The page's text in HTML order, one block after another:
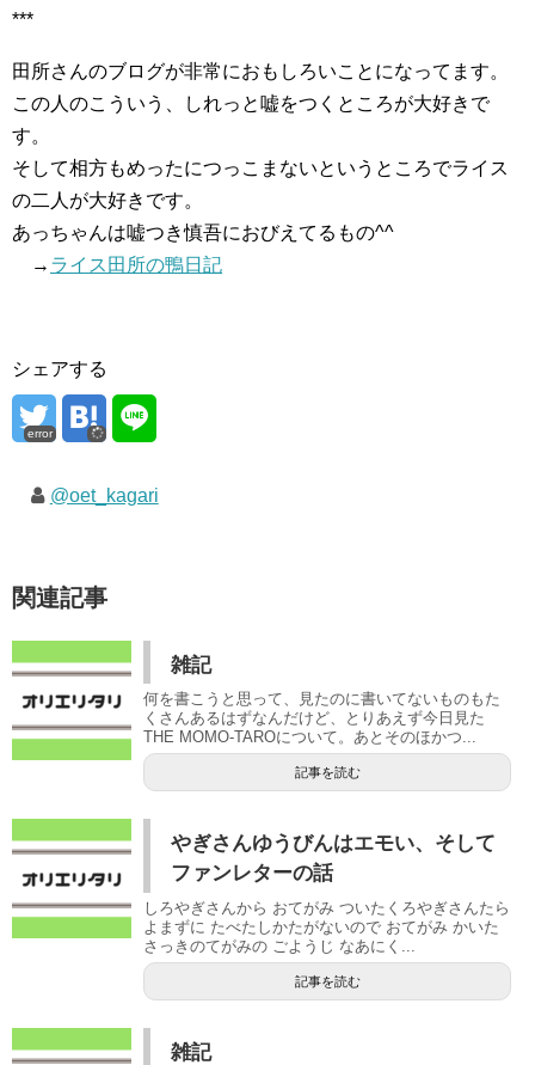
***
田所さんのブログが非常におもしろいことになってます。
この人のこういう、しれっと嘘をつくところが大好きで
す。
そして相方もめったにつっこまないというところでライス
の二人が大好きです。
あっちゃんは嘘つき慎吾におびえてるもの^^
→ ライス田所の鴨日記
シェアする
error
@oet_kagari
関連記事
雑記
何を書こうと思って、見たのに書いてないものもた
くさんあるはずなんだけど、とりあえず今日見た
THE MOMO-TAROについて。あとそのほかつ...
記事を読む
やぎさんゆうびんはエモい、そして
ファンレターの話
しろやぎさんから おてがみ ついたくろやぎさんたら
よまずに たべたしかたがないので おてがみ かいた
さっきのてがみの ごようじ なあにく...
記事を読む
雑記